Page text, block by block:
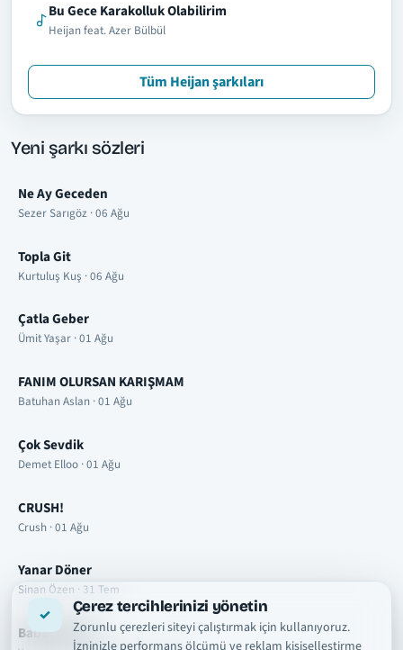
Çerez tercihlerinizi yönetin
Zorunlu çerezleri siteyi çalıştırmak için kullanıyoruz.
Bu Gece Karakolluk Olabilirim
Heijan feat. Azer Bülbül
Tüm Heijan şarkıları
Yeni şarkı sözleri
Ne Ay Geceden
Sezer Sarıgöz · 06 Ağu
Topla Git
Kurtuluş Kuş · 06 Ağu
Çatla Geber
Ümit Yaşar · 01 Ağu
FANIM OLURSAN KARIŞMAM
Batuhan Aslan · 01 Ağu
Çok Sevdik
Demet Elloo · 01 Ağu
CRUSH!
Crush · 01 Ağu
Yanar Döner
Sinan Özen · 31 Tem
Babalar Gibi